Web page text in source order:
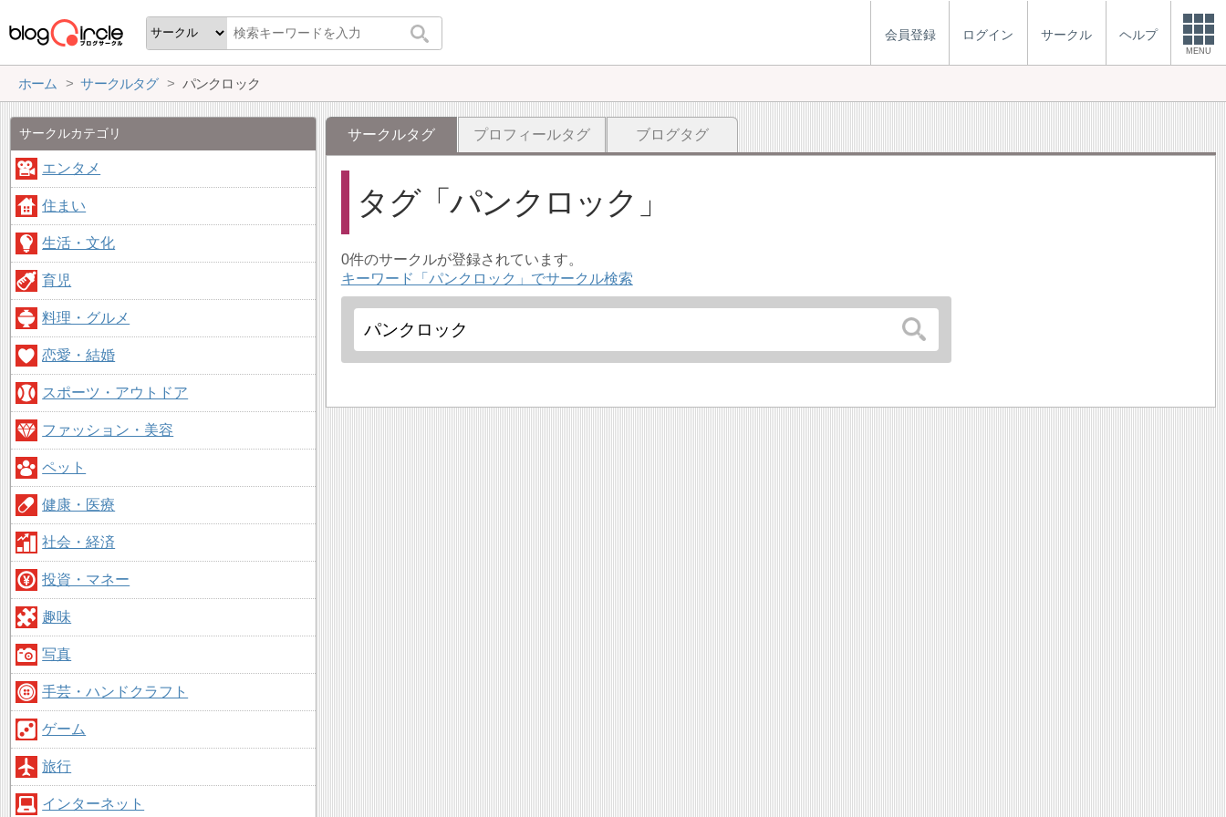
会員登録 ログイン サークル ヘルプ
MENU
ホーム サークルタグ パンクロック
サークルタグ プロフィールタグ ブログタグ
タグ パンクロック
0件のサークルが登録されています。
キーワード「パンクロック」でサークル検索
サークルカテゴリ
エンタメ
住まい
生活・文化
育児
料理・グルメ
恋愛・結婚
スポーツ・アウトドア
ファッション・美容
ペット
健康・医療
社会・経済
投資・マネー
趣味
写真
手芸・ハンドクラフト
ゲーム
旅行
インターネット